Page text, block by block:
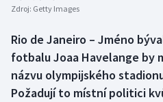
Box
Curling
Zdroj: Getty Images
Rio de Janeiro – Jméno
fotbalu Joaa Havelange by
názvu olympijského
Požadují to místní politici